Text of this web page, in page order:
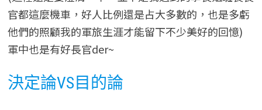
官都這麼機車，好人比例還是占大多數的，也是多虧
他們的照顧我的軍旅生涯才能留下不少美好的回憶)
軍中也是有好長官der~
決定論VS目的論